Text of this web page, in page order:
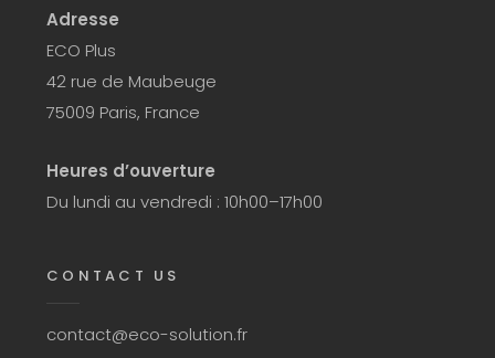
Adresse
ECO Plus
42 rue de Maubeuge
75009 Paris, France
Heures d’ouverture
Du lundi au vendredi : 10h00–17h00
CONTACT US
contact@eco-solution.fr